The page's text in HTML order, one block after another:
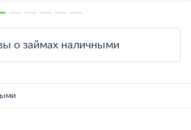
о займах наличными